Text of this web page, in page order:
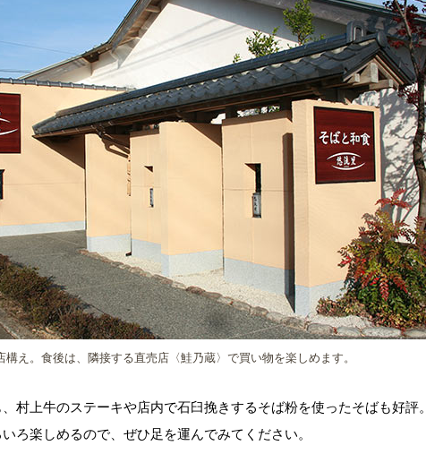
構え。食後は、隣接する直売店〈鮭乃蔵〉で買い物を楽しめます。
村上牛のステーキや店内で石臼挽きするそば粉を使ったそばも好評。
ろ楽しめるので、ぜひ足を運んでみてください。